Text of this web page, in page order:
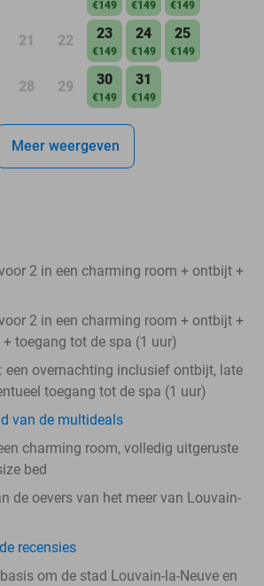
€149 €149 €149
21 22 23
€149
24
€149
25
€149
28 29 30
€149
31
€149
Meer weergeven
2 in een charming room + ontbijt +
2 in een charming room + ontbijt +
toegang tot de spa (1 uur)
een overnachting inclusief ontbijt, late
toegang tot de spa (1 uur)
van de multideals
charming room, volledig uitgeruste
bed
de oevers van het meer van Louvain-
recensies
om de stad Louvain-la-Neuve en